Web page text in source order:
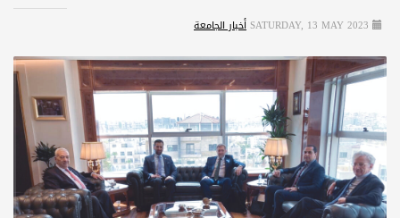
SATURDAY, 13 MAY 2023 أخبار الجامعة